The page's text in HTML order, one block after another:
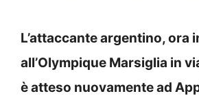
L’attaccante argentino, ora
all’Olympique Marsiglia in
è atteso nuovamente ad